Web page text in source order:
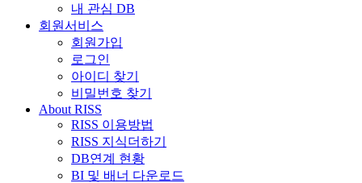
내 관심 DB
회원서비스
회원가입
로그인
아이디 찾기
비밀번호 찾기
About RISS
RISS 이용방법
RISS 지식더하기
DB연계 현황
BI 및 배너 다운로드